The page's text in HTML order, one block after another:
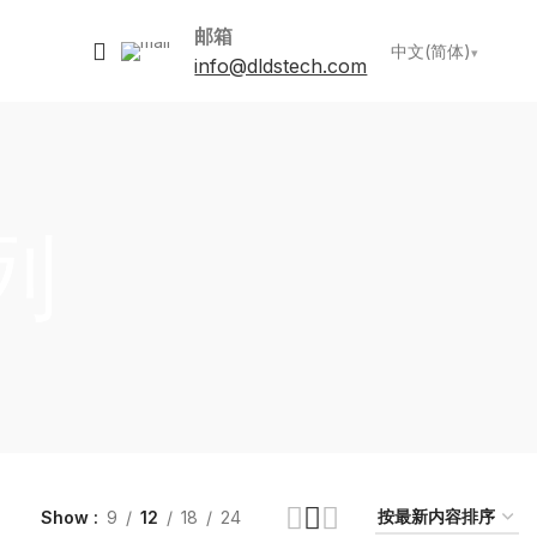
邮箱
info@dldstech.com
中文(简体)
Show 9 12 18 24